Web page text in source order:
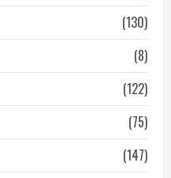
(130)
(8)
(122)
(75)
(147)